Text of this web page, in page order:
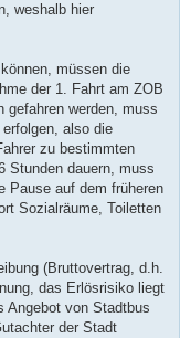
weshalb hier
müssen die
der 1. Fahrt am ZOB
gefahren werden, muss
also die
zu bestimmten
Stunden dauern, muss
Pause auf dem früheren
Sozialräume, Toiletten
(Bruttovertrag, d.h.
das Erlösrisiko liegt
Angebot von Stadtbus
der Stadt